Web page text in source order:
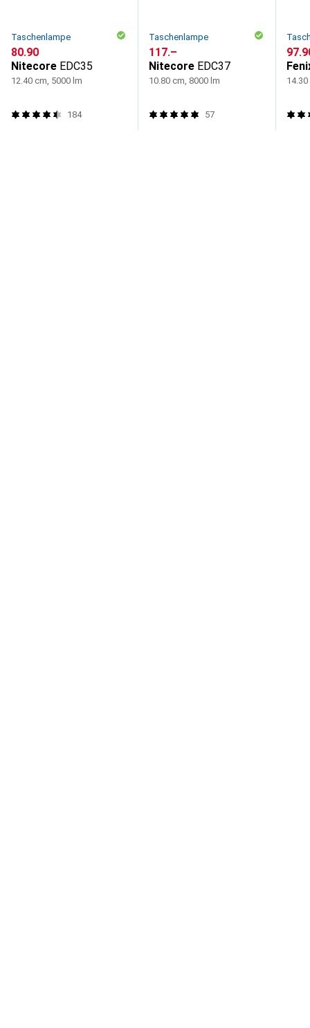
Taschenlampe
CHF
80.90
Nitecore EDC35
12.40 cm, 5000 lm
184
Taschenlampe
CHF
117.–
Nitecore EDC37
10.80 cm, 8000 lm
57
CHF